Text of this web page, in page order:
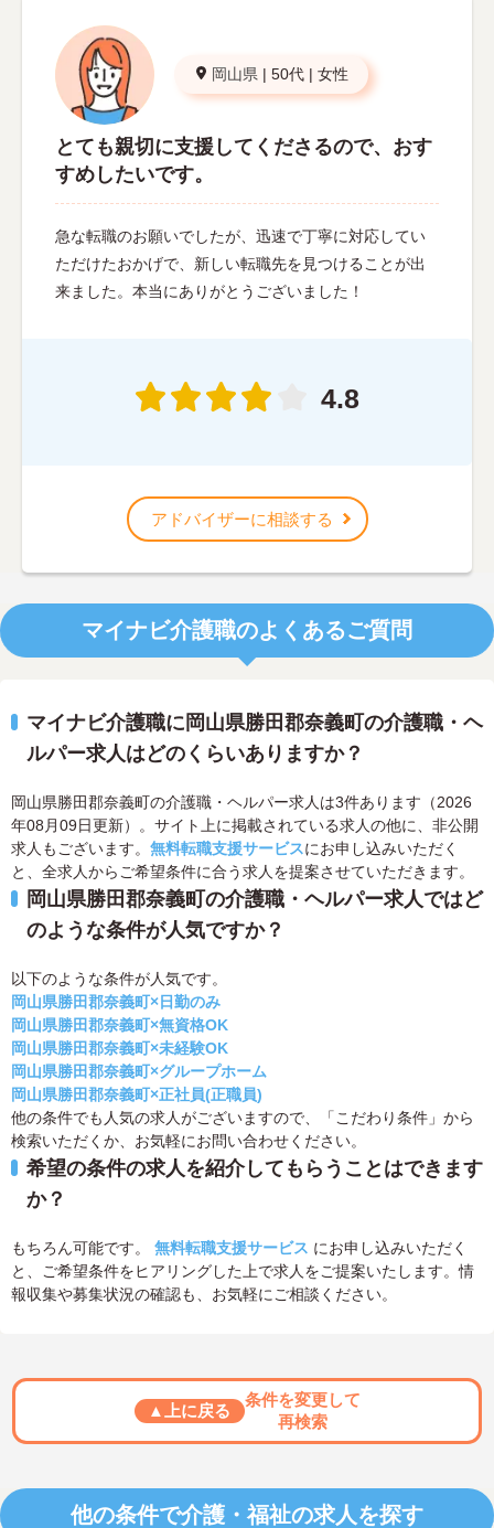
岡山県 | 50代 | 女性
とても親切に支援してくださるので、おす
すめしたいです。
急な転職のお願いでしたが、迅速で丁寧に対応してい
ただけたおかげで、新しい転職先を見つけることが出
来ました。本当にありがとうございました！
4.8
アドバイザーに相談する
マイナビ介護職のよくあるご質問
マイナビ介護職に岡山県勝田郡奈義町の介護職・ヘ
ルパー求人はどのくらいありますか？
岡山県勝田郡奈義町の介護職・ヘルパー求人は3件あります（2026
年08月09日更新）。サイト上に掲載されている求人の他に、非公開
求人もございます。 無料転職支援サービスにお申し込みいただく
と、全求人からご希望条件に合う求人を提案させていただきます。
岡山県勝田郡奈義町の介護職・ヘルパー求人ではど
のような条件が人気ですか？
以下のような条件が人気です。
岡山県勝田郡奈義町×日勤のみ
岡山県勝田郡奈義町×無資格OK
岡山県勝田郡奈義町×未経験OK
岡山県勝田郡奈義町×グループホーム
岡山県勝田郡奈義町×正社員(正職員)
他の条件でも人気の求人がございますので、「こだわり条件」から
検索いただくか、お気軽にお問い合わせください。
希望の条件の求人を紹介してもらうことはできます
か？
もちろん可能です。 無料転職支援サービス にお申し込みいただく
と、ご希望条件をヒアリングした上で求人をご提案いたします。情
報収集や募集状況の確認も、お気軽にご相談ください。
▲上に戻る
条件を変更して
再検索
他の条件で介護・福祉の求人を探す